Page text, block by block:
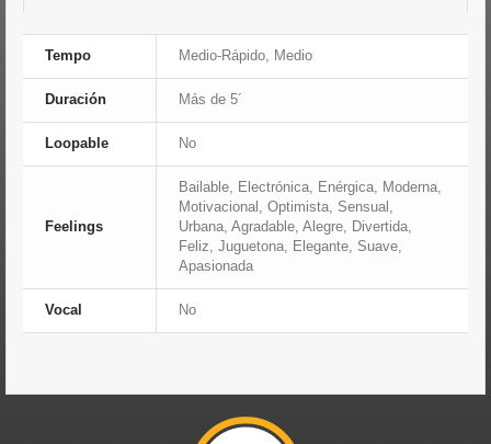
Tempo Medio-Rápido, Medio
Duración Más de 5´
Loopable No
Feelings
Bailable, Electrónica, Enérgica, Moderna,
Motivacional, Optimista, Sensual,
Urbana, Agradable, Alegre, Divertida,
Feliz, Juguetona, Elegante, Suave,
Apasionada
Vocal No